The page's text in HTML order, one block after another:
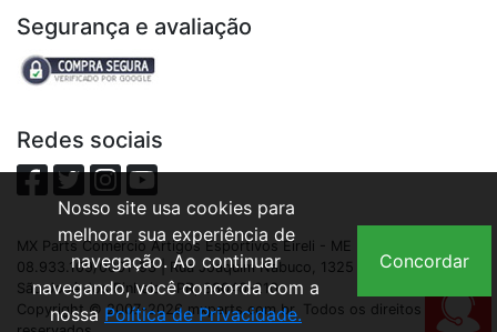
Segurança e avaliação
Redes sociais
MX Parts Comercio Artigos Esportivos Eireli - ME | CNPJ:
08.933.109/0001-93 | Rua Joaquim Nabuco, 1325 - São Cristóvão,
São José dos Pinhais - PR, 83040-210
Copyright © 2007-2026 mxparts.com.br. Todos os direitos
Nosso site usa cookies para
melhorar sua experiência de
navegação. Ao continuar
navegando, você concorda com a
nossa Política de Privacidade.
Concordar